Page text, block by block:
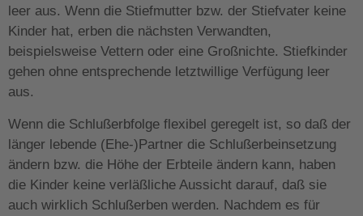
leer aus. Wenn die Stiefmutter bzw. der Stiefvater keine
Kinder hat, erben die nächsten Verwandten,
beispielsweise Vettern oder eine Großnichte. Stiefkinder
gehen ohne entsprechende letztwillige Verfügung leer
aus.
Wenn die Schlußerbfolge flexibel geregelt ist, so daß der
länger lebende (Ehe-)Partner die Schlußerbeinsetzung
ändern bzw. die Höhe der Erbteile ändern kann, haben
die Kinder keine verläßliche Aussicht darauf, daß sie
auch wirklich Schlußerben werden. Nachdem es für